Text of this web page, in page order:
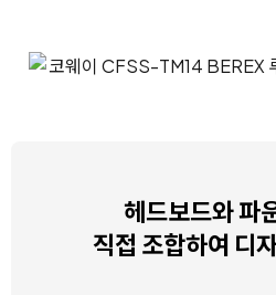
헤드보드와 파
직접 조합하여 디